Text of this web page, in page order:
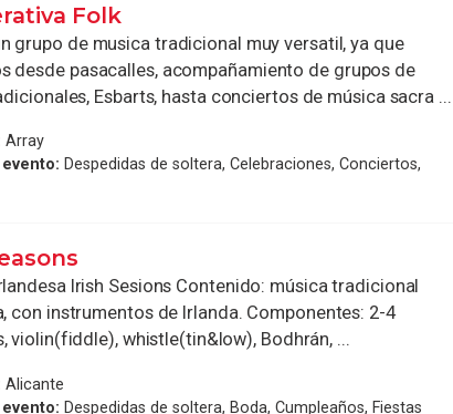
Folk
grupo de musica tradicional muy versatil, ya que
desde pasacalles, acompañamiento de grupos de
Esbarts, hasta conciertos de música sacra ...
Array
Despedidas de soltera, Celebraciones, Conciertos,
Irish Sesions Contenido: música tradicional
con instrumentos de Irlanda. Componentes: 2-4
violin(fiddle), whistle(tin&low), Bodhrán, ...
Alicante
Despedidas de soltera, Boda, Cumpleaños, Fiestas